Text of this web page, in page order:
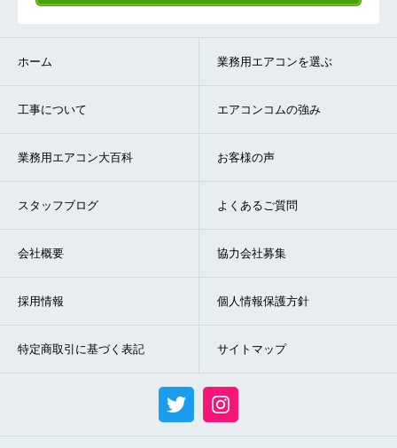
ホーム 業務用エアコンを選ぶ
工事について エアコンコムの強み
業務用エアコン大百科 お客様の声
スタッフブログ よくあるご質問
会社概要 協力会社募集
採用情報 個人情報保護方針
特定商取引に基づく表記 サイトマップ